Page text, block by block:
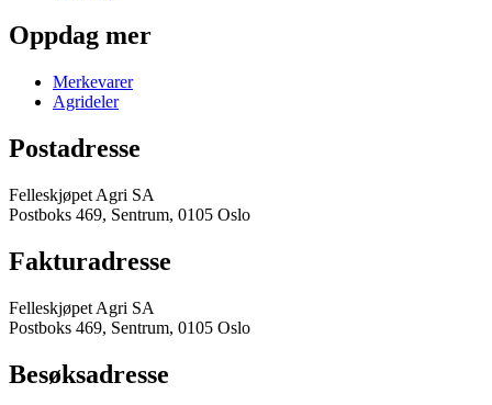
Oppdag mer
Merkevarer
Agrideler
Postadresse
Felleskjøpet Agri SA
Postboks 469, Sentrum, 0105 Oslo
Fakturadresse
Felleskjøpet Agri SA
Postboks 469, Sentrum, 0105 Oslo
Besøksadresse